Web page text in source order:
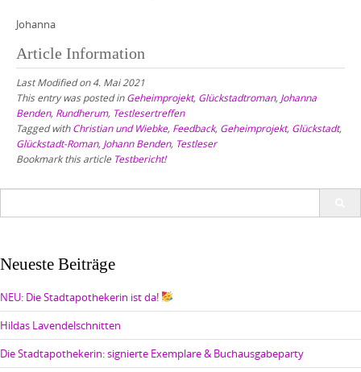
Johanna
Article Information
Last Modified on 4. Mai 2021
This entry was posted inGeheimprojekt, Glückstadtroman, Johanna
Benden, Rundherum, Testlesertreffen
Tagged withChristian und Wiebke, Feedback, Geheimprojekt, Glückstadt,
Glückstadt-Roman, Johann Benden, Testleser
Bookmark this article Testbericht!
Neueste Beiträge
NEU: Die Stadtapothekerin ist da!
Hildas Lavendelschnitten
Die Stadtapothekerin: signierte Exemplare & Buchausgabeparty